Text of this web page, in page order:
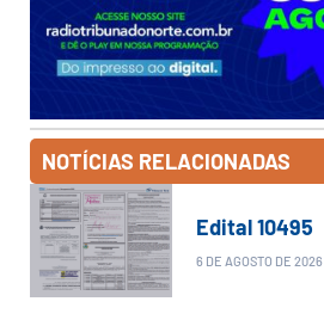
NOTÍCIAS RELACIONADAS
Edital 10495
6 DE AGOSTO DE 2026